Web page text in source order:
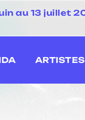
au 13 juillet
ARTISTES